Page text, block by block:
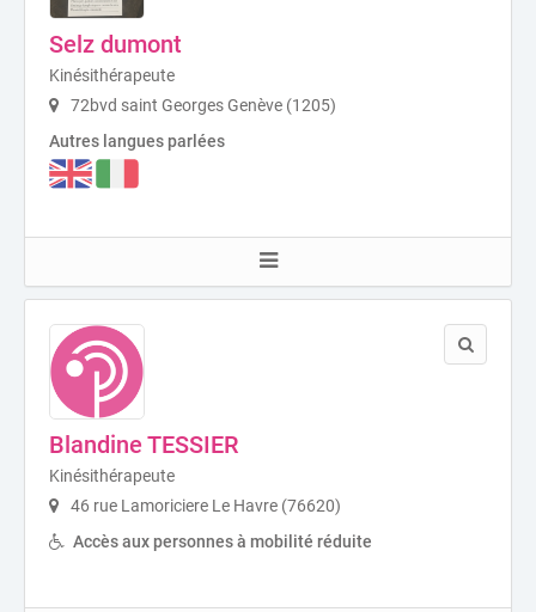
Selz dumont
Kinésithérapeute
72bvd saint Georges Genève (1205)
Autres langues parlées
Blandine TESSIER
Kinésithérapeute
46 rue Lamoriciere Le Havre (76620)
Accès aux personnes à mobilité réduite